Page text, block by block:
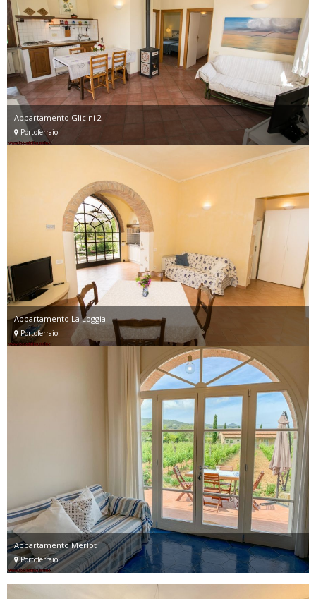
Appartamento Glicini 2
Portoferraio
Appartamento La Loggia
Portoferraio
Appartamento Merlot
Portoferraio